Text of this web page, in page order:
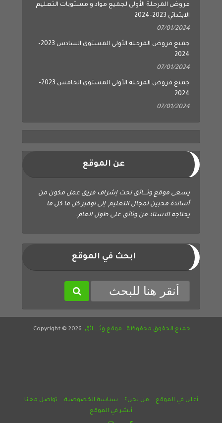
فروض المرحلة الأولى لجميع مواد و مستويات التعليم
الابتدائي 2023-2024
07/01/2024
جميع فروض المرحلة الأولى المستوى السادس 2023-
2024
07/01/2024
جميع فروض المرحلة الأولى المستوى الخامس 2023-
2024
07/01/2024
عن الموقع
يسعى موقع وثــــائق تحت إشراف فريق عمل مكون من
أساتذة محبين لمجال التعليم إلى توفير كل ما كل ما
يحتاجه الاستاذ من وثائق على طول العام.
ابحث في الموقع
جميع الحقوق محفوظة . موقع وثــــــائق. Copyright © 2026.
أعلن في الموقع من نحن؟ سياسة الخصوصية
تواصل معنا
أنشر في الموقع